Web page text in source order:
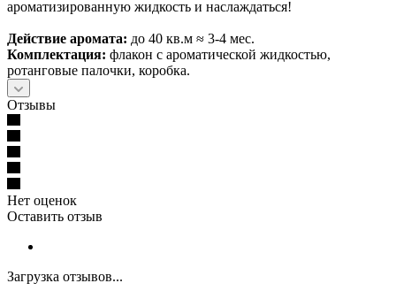
ароматизированную жидкость и наслаждаться!
Действие аромата: до 40 кв.м ≈ 3-4 мес.
Комплектация: флакон с ароматической жидкостью,
ротанговые палочки, коробка.
Отзывы
Нет оценок
Оставить отзыв
Загрузка отзывов...